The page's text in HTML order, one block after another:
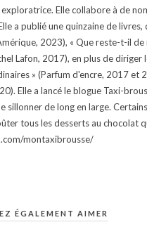
Elle collabore à de
a publié une quinzaine de livres,
2023), « Que reste-t-il de
Lafon, 2017), en plus de diriger
» (Parfum d'encre, 2017 et
Elle a lancé le blogue Taxi-
sillonner de long en large.
tous les desserts au chocolat
montaxibrousse/
ÉGALEMENT AIMER